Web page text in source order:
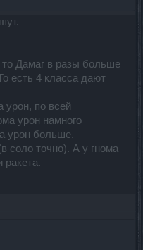
то Дамаг в разы больше
есть 4 класса дают
урон, по всей
урон намного
урон больше.
соло точно). А у гнома
ракета.